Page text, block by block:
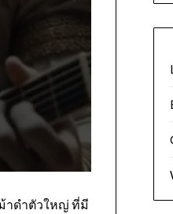
าดำตัวใหญ่ ที่มี